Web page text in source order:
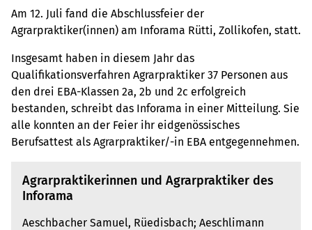
Am 12. Juli fand die Abschlussfeier der
Agrarpraktiker(innen) am Inforama Rütti, Zollikofen, statt.
Insgesamt haben in diesem Jahr das
Qualifikationsverfahren Agrarpraktiker 37 Personen aus
den drei EBA-Klassen 2a, 2b und 2c erfolgreich
bestanden, schreibt das Inforama in einer Mitteilung. Sie
alle konnten an der Feier ihr eidgenössisches
Berufsattest als Agrarpraktiker/-in EBA entgegennehmen.
Agrarpraktikerinnen und Agrarpraktiker des
Inforama
Aeschbacher Samuel, Rüedisbach; Aeschlimann